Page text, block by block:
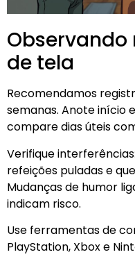
de tela
Recomendamos
semanas. Anote início
compare dias úteis
Verifique
refeições puladas e
Mudanças de humor
indicam risco.
Use ferramentas de
PlayStation, Xbox e